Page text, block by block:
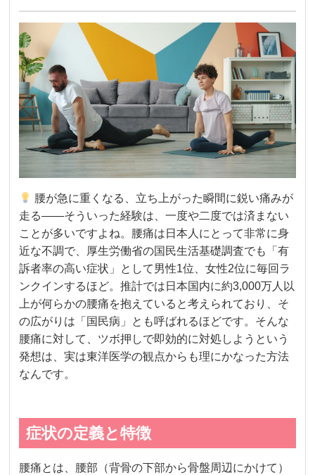
腰が急に重くなる、立ち上がった瞬間に鋭い痛みが
走る——そういった経験は、一度や二度では済まない
ことが多いですよね。腰痛は日本人にとって非常に身
近な不調で、厚生労働省の国民生活基礎調査でも「有
訴者率の高い症状」として男性1位、女性2位に毎回ラ
ンクインするほど。推計では日本国内に約3,000万人以
上が何らかの腰痛を抱えていると考えられており、そ
の広がりは「国民病」とも呼ばれるほどです。そんな
腰痛に対して、ツボ押しで即効的に対処しようという
発想は、実は東洋医学の観点からも理にかなった方法
なんです。
症状の定義と特徴
腰痛とは、腰部（背骨の下部から骨盤周辺にかけて）